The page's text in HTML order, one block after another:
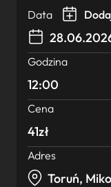
Data
Godzina
12:00
Cena
41zł
Adres
Toruń,